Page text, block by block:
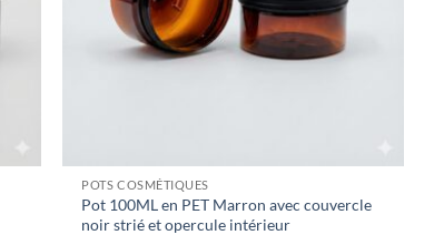
POTS COSMÉTIQUES
Pot 100ML en PET Marron avec couvercle
noir strié et opercule intérieur